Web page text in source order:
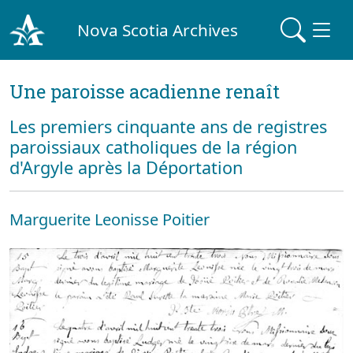
Nova Scotia Archives
Une paroisse acadienne renaît
Les premiers cinquante ans de registres
paroissiaux catholiques de la région
d'Argyle après la Déportation
Marguerite Leonisse Poitier